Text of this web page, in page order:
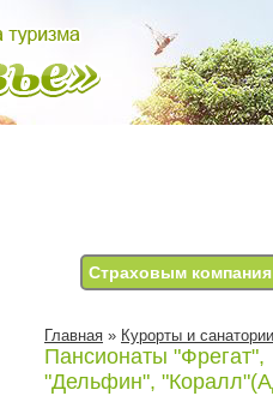
Страховым
Главная » Курорты и санатории
Пансионаты "Фрегат",
"Дельфин",